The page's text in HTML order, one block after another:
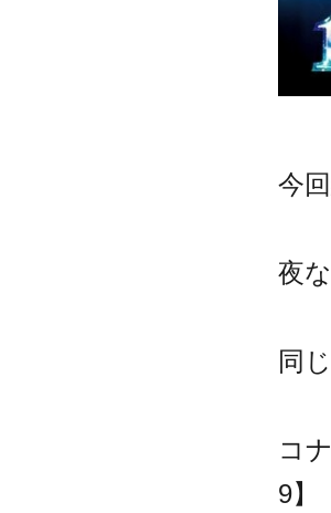
今
夜
同
コ
9】